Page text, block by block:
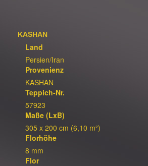
KASHAN
Land
Persien/Iran
Provenienz
KASHAN
Teppich-Nr.
57923
Maße (LxB)
305 x 200 cm (6,10 m²)
Florhöhe
8 mm
Flor